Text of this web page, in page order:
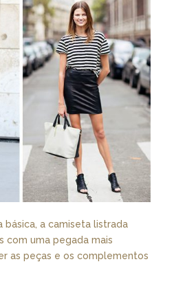
básica, a camiseta listrada
com uma pegada mais
as peças e os complementos